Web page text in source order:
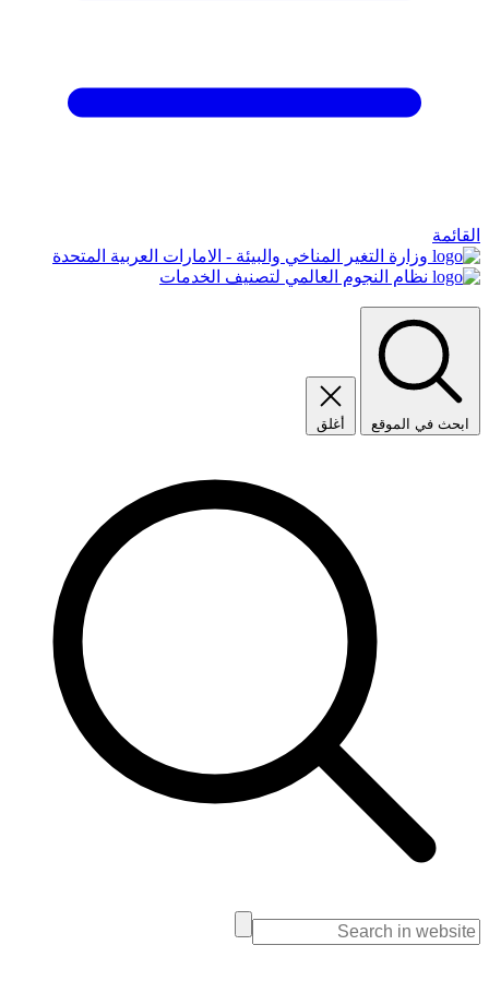
القائمة
وزارة التغير المناخي والبيئة - الامارات العربية المتحدة
نظام النجوم العالمي لتصنيف الخدمات
ابحث في الموقع أغلق